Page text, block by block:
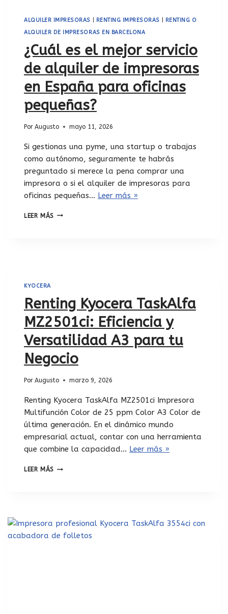
ALQUILER IMPRESORAS RENTING IMPRESORAS
RENTING O
ALQUILER DE IMPRESORAS EN BARCELONA
¿Cuál es el mejor servicio
de alquiler de impresoras
en España para oficinas
pequeñas?
Por Augusto mayo 11, 2026
Si gestionas una pyme, una startup o trabajas
como autónomo, seguramente te habrás
preguntado si merece la pena comprar una
impresora o si el alquiler de impresoras para
oficinas pequeñas… Leer más »
LEER MÁS
KYOCERA
Renting Kyocera TaskAlfa
MZ2501ci: Eficiencia y
Versatilidad A3 para tu
Negocio
Por Augusto marzo 9, 2026
Renting Kyocera TaskAlfa MZ2501ci Impresora
Multifunción Color de 25 ppm Color A3 Color de
última generación. En el dinámico mundo
empresarial actual, contar con una herramienta
que combine la capacidad… Leer más »
LEER MÁS